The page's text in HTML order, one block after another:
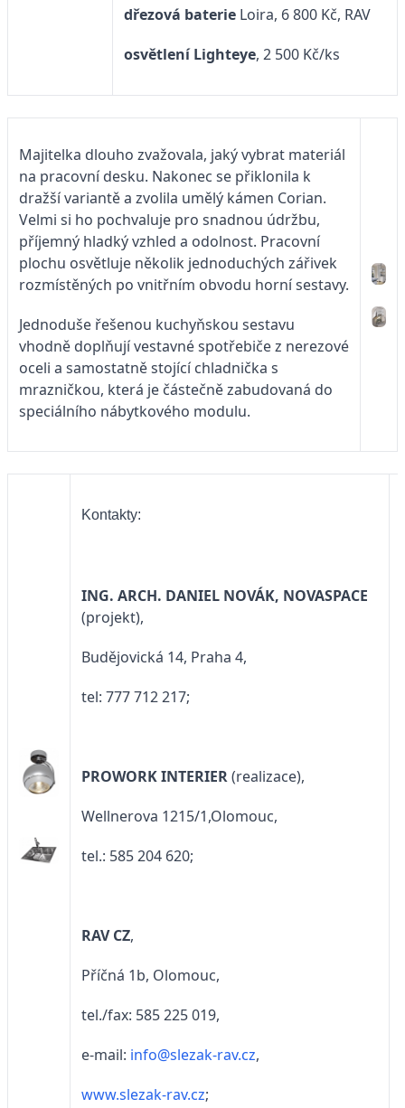
dřezová baterie Loira, 6 800 Kč, RAV
osvětlení Lighteye, 2 500 Kč/ks
Majitelka dlouho zvažovala, jaký vybrat materiál
na pracovní desku. Nakonec se přiklonila k
dražší variantě a zvolila umělý kámen Corian.
Velmi si ho pochvaluje pro snadnou údržbu,
příjemný hladký vzhled a odolnost. Pracovní
plochu osvětluje několik jednoduchých zářivek
rozmístěných po vnitřním obvodu horní sestavy.
Jednoduše řešenou kuchyňskou sestavu
vhodně doplňují vestavné spotřebiče z nerezové
oceli a samostatně stojící chladnička s
mrazničkou, která je částečně zabudovaná do
speciálního nábytkového modulu.
Kontakty:
ING. ARCH. DANIEL NOVÁK, NOVASPACE
(projekt),
Budějovická 14, Praha 4,
tel: 777 712 217;
PROWORK INTERIER(realizace),
Wellnerova 1215/1,Olomouc,
tel.: 585 204 620;
RAV CZ,
Příčná 1b, Olomouc,
tel./fax: 585 225 019,
e-mail: info@slezak-rav.cz,
www.slezak-rav.cz;